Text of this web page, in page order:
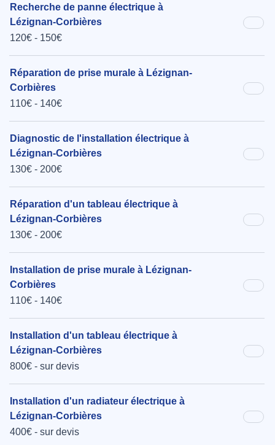
Recherche de panne électrique à
Lézignan-Corbières
120€ - 150€
Réparation de prise murale à Lézignan-
Corbières
110€ - 140€
Diagnostic de l'installation électrique à
Lézignan-Corbières
130€ - 200€
Réparation d'un tableau électrique à
Lézignan-Corbières
130€ - 200€
Installation de prise murale à Lézignan-
Corbières
110€ - 140€
Installation d'un tableau électrique à
Lézignan-Corbières
800€ - sur devis
Installation d'un radiateur électrique à
Lézignan-Corbières
400€ - sur devis